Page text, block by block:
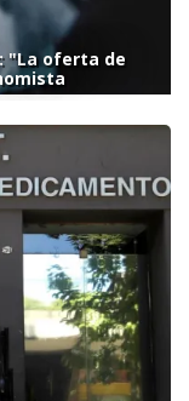
"La oferta de